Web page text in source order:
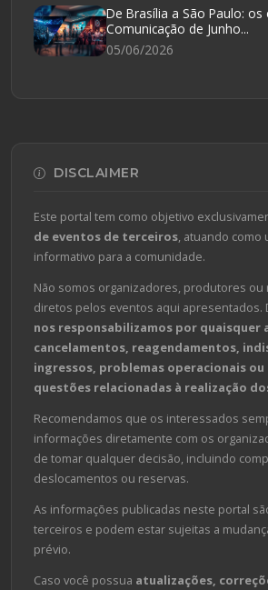
De Brasília a São Paulo: os
Comunicação de Junho...
05/06/2026
DISCLAIMER
Este portal tem como objetivo
de eventos de terceiros, atuando como
informativo para a comunidade.
Não somos organizadores, produtores ou
diretos pelos eventos aqui apresentados.
nos responsabilizamos por quaisquer
cancelamentos, reagendamentos,
ingressos, problemas operacionais
questões relacionadas à realização
Recomendamos que os interessados
informações diretamente com os
de tomar qualquer decisão, incluindo
deslocamentos ou reservas.
As informações publicadas neste portal
terceiros e podem estar sujeitas a
prévio.
Caso você possua atualizações,